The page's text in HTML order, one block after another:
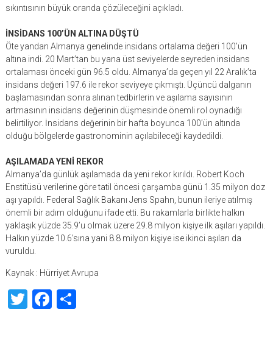
sıkıntısının büyük oranda çözüleceğini açıkladı.
İNSİDANS 100’ÜN ALTINA DÜŞTÜ
Öte yandan Almanya genelinde insidans ortalama değeri 100’ün
altına indi. 20 Mart’tan bu yana üst seviyelerde seyreden insidans
ortalaması önceki gün 96.5 oldu. Almanya’da geçen yıl 22 Aralık’ta
insidans değeri 197.6 ile rekor seviyeye çıkmıştı. Üçüncü dalganın
başlamasından sonra alınan tedbirlerin ve aşılama sayısının
artmasının insidans değerinin düşmesinde önemli rol oynadığı
belirtiliyor. İnsidans değerinin bir hafta boyunca 100’ün altında
olduğu bölgelerde gastronominin açılabileceği kaydedildi.
AŞILAMADA YENİ REKOR
Almanya’da günlük aşılamada da yeni rekor kırıldı. Robert Koch
Enstitüsü verilerine göre tatil öncesi çarşamba günü 1.35 milyon doz
aşı yapıldı. Federal Sağlık Bakanı Jens Spahn, bunun ileriye atılmış
önemli bir adım olduğunu ifade etti. Bu rakamlarla birlikte halkın
yaklaşık yüzde 35.9’u olmak üzere 29.8 milyon kişiye ilk aşıları yapıldı.
Halkın yüzde 10.6’sına yani 8.8 milyon kişiye ise ikinci aşıları da
vuruldu.
Kaynak : Hürriyet Avrupa
TwitterFacebook
Share